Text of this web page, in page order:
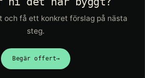
och få ett konkret förslag på nästa
steg.
Begär offert→